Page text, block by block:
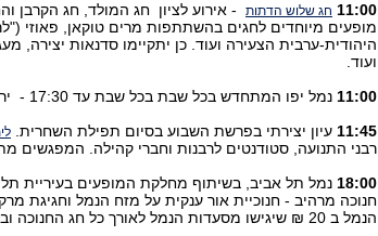
11:00 חג שלוש הדתות - אירוע לציון חג המולד, חג הקרבן
מופעים מיוחדים לחגים בהשתתפות מרים טוקאן, פאוזי
היהודית-ערבית הצעירה ועוד. כן יתקיימו סדנאות יצירה,
ועוד.
11:00 נמל יפו המתחדש בכל שבת בכל שבת עד 17:30 - יריד אמנים,
11:45 עיון יצירתי בפרשת השבוע בסיום תפילת השחרית.
רבני התנועה, סטודנטים לרבנות וחברי קהילה. המפגשים
18:00 נמל תל אביב, בשיתוף מחלקת המופעים בעיריית תל
חנוכה מרהיב - חנוכיית אור ענקית על מזח הנמל וחגיגת
הנמל ב 20 ₪ שיגישו מסעדות הנמל לאורך כל חג החנוכה ובכל שעות היום. נגישות מלאה לנכים.